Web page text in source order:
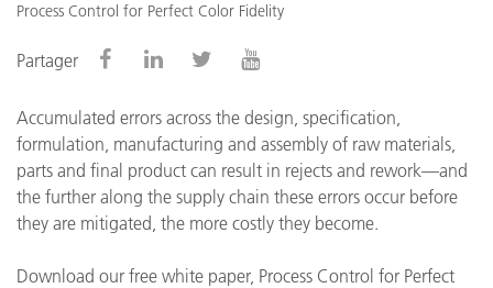
Process Control for Perfect Color Fidelity
Partager
Accumulated errors across the design, specification,
formulation, manufacturing and assembly of raw materials,
parts and final product can result in rejects and rework—and
the further along the supply chain these errors occur before
they are mitigated, the more costly they become.
Download our free white paper, Process Control for Perfect